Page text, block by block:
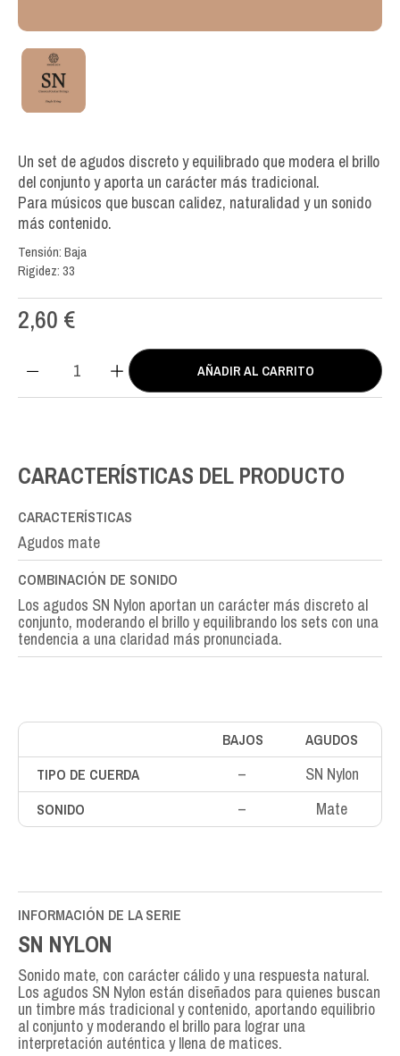
Un set de agudos discreto y equilibrado que modera el brillo
del conjunto y aporta un carácter más tradicional.
Para músicos que buscan calidez, naturalidad y un sonido
más contenido.
Tensión: Baja
Rigidez: 33
2,60 €
Nylon
AÑADIR AL CARRITO
CARACTERÍSTICAS DEL PRODUCTO
CARACTERÍSTICAS
Agudos mate
COMBINACIÓN DE SONIDO
Los agudos SN Nylon aportan un carácter más discreto al
conjunto, moderando el brillo y equilibrando los sets con una
tendencia a una claridad más pronunciada.
BAJOS
AGUDOS
TIPO DE CUERDA
– SN Nylon
SONIDO – Mate
INFORMACIÓN DE LA SERIE
SN NYLON
Sonido mate, con carácter cálido y una respuesta natural.
Los agudos SN Nylon están diseñados para quienes buscan
un timbre más tradicional y contenido, aportando equilibrio
al conjunto y moderando el brillo para lograr una
interpretación auténtica y llena de matices.